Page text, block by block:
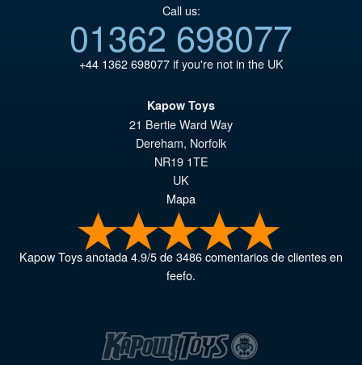
Call us:
01362 698077
+44 1362 698077if you're not in the UK
Kapow Toys
21 Bertie Ward Way
Dereham, Norfolk
NR19 1TE
UK
Mapa
Kapow Toysanotada4.9/5de3486comentarios de clientes en
feefo.